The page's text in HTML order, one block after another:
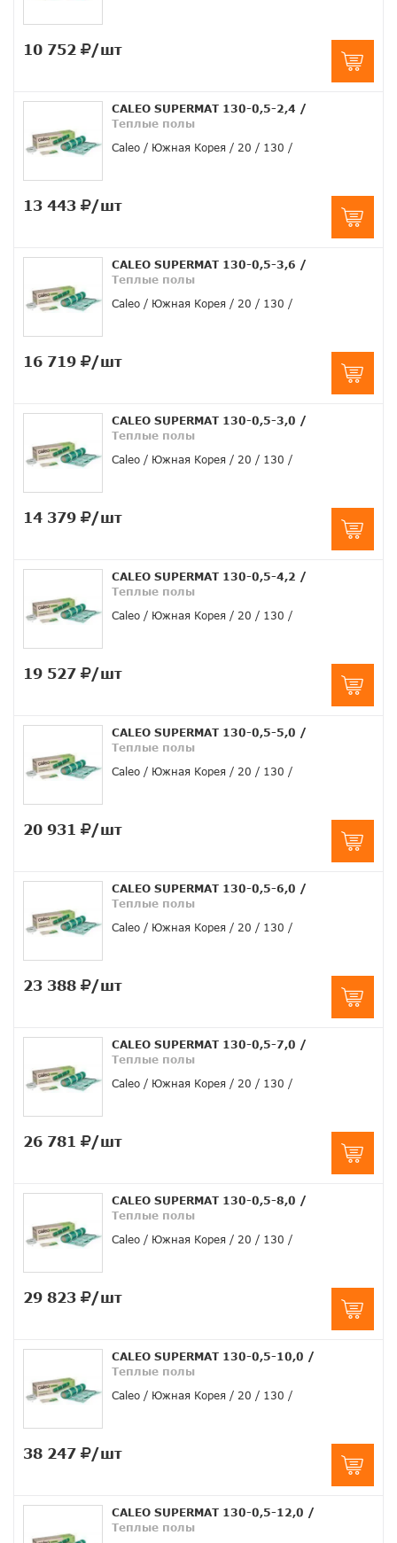
10 752 /шт
CALEO SUPERMAT 130-0,5-2,4 /
Теплые полы
Caleo
Южная Корея 20 130
13 443 /шт
CALEO SUPERMAT 130-0,5-3,6 /
Теплые полы
Caleo
Южная Корея 20 130
16 719 /шт
CALEO SUPERMAT 130-0,5-3,0 /
Теплые полы
Caleo
Южная Корея 20 130
14 379 /шт
CALEO SUPERMAT 130-0,5-4,2 /
Теплые полы
Caleo
Южная Корея 20 130
19 527 /шт
CALEO SUPERMAT 130-0,5-5,0 /
Теплые полы
Caleo
Южная Корея 20 130
20 931 /шт
CALEO SUPERMAT 130-0,5-6,0 /
Теплые полы
Caleo
Южная Корея 20 130
23 388 /шт
CALEO SUPERMAT 130-0,5-7,0 /
Теплые полы
Caleo
Южная Корея 20 130
26 781 /шт
CALEO SUPERMAT 130-0,5-8,0 /
Теплые полы
Caleo
Южная Корея 20 130
29 823 /шт
CALEO SUPERMAT 130-0,5-10,0 /
Теплые полы
Caleo
Южная Корея 20 130
38 247 /шт
CALEO SUPERMAT 130-0,5-12,0 /
Теплые полы